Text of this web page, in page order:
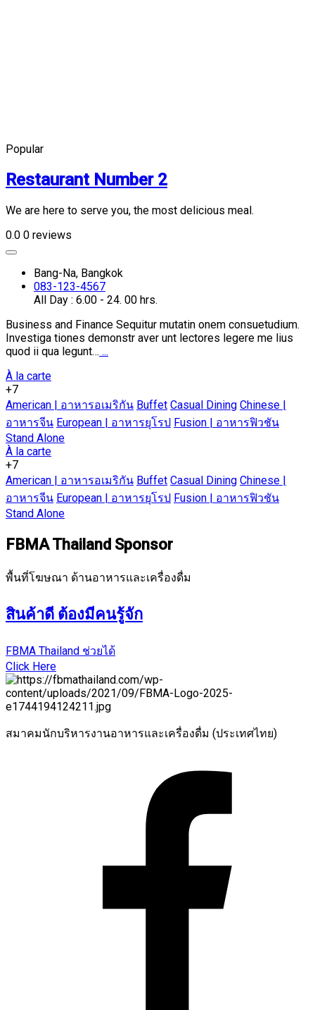
Popular
Restaurant Number 2
We are here to serve you, the most delicious meal.
0.0 0 reviews
Bang-Na, Bangkok
083-123-4567
All Day : 6.00 - 24. 00 hrs.
Business and Finance Sequitur mutatin onem consuetudium.
Investiga tiones demonstr aver unt lectores legere me lius
quod ii qua legunt… ...
À la carte
+7
American | อาหารอเมริกัน Buffet Casual Dining Chinese |
อาหารจีน European | อาหารยุโรป Fusion | อาหารฟิวชัน
Stand Alone
À la carte
+7
American | อาหารอเมริกัน Buffet Casual Dining Chinese |
อาหารจีน European | อาหารยุโรป Fusion | อาหารฟิวชัน
Stand Alone
FBMA Thailand Sponsor
พื้นที่โฆษณา ด้านอาหารและเครื่องดื่ม
สินค้าดี ต้องมีคนรู้จัก
FBMA Thailand ช่วยได้
Click Here
สมาคมนักบริหารงานอาหารและเครื่องดื่ม (ประเทศไทย)